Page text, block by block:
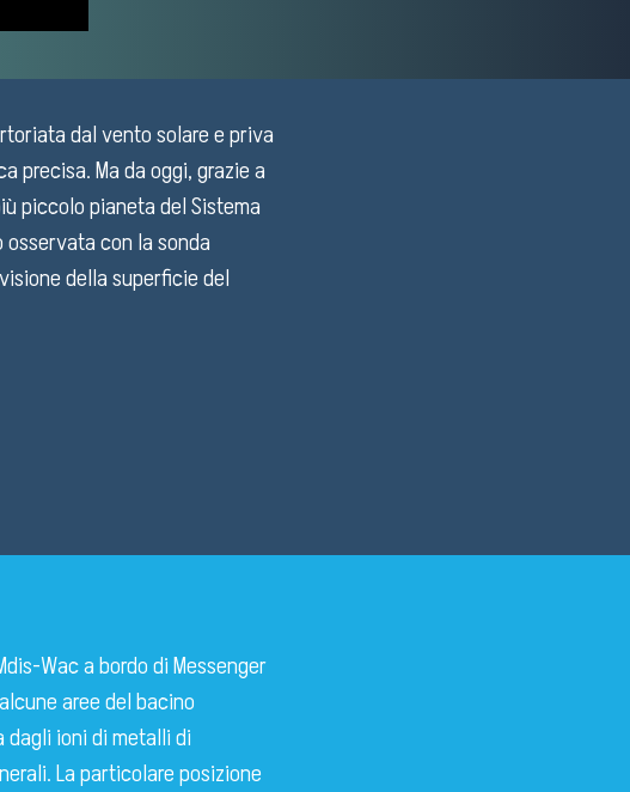
dal vento solare e priva
precisa. Ma da oggi, grazie a
piccolo pianeta del Sistema
osservata con la sonda
della superficie del
Wac a bordo di Messenger
aree del bacino
dagli ioni di metalli di
La particolare posizione